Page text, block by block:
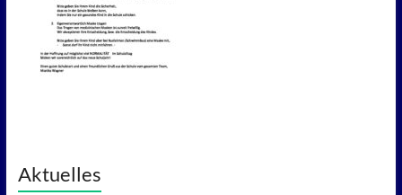
Aktuelles